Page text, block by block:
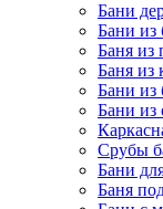
Бани
Бани из
Баня из
Баня из
Бани из
Бани из
Срубы
Бани
Баня